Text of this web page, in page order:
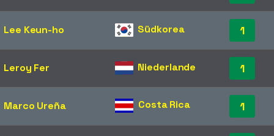
Lee Keun-ho Südkorea 1
Leroy Fer Niederlande 1
Marco Ureña Costa Rica 1